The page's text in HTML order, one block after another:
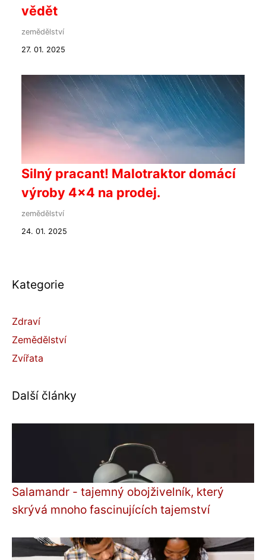
vědět
zemědělství
27. 01. 2025
Silný pracant! Malotraktor domácí
výroby 4x4 na prodej.
zemědělství
24. 01. 2025
Kategorie
Zdraví
Zemědělství
Zvířata
Další články
Salamandr - tajemný obojživelník, který
skrývá mnoho fascinujících tajemství